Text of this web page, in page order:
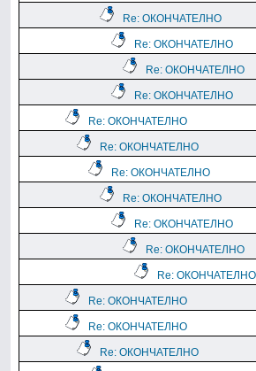
Re: ОКОНЧАТЕЛНО
Re: ОКОНЧАТЕЛНО
Re: ОКОНЧАТЕЛНО
Re: ОКОНЧАТЕЛНО
Re: ОКОНЧАТЕЛНО
Re: ОКОНЧАТЕЛНО
Re: ОКОНЧАТЕЛНО
Re: ОКОНЧАТЕЛНО
Re: ОКОНЧАТЕЛНО
Re: ОКОНЧАТЕЛНО
Re: ОКОНЧАТЕЛНО
Re: ОКОНЧАТЕЛНО
Re: ОКОНЧАТЕЛНО
Re: ОКОНЧАТЕЛНО